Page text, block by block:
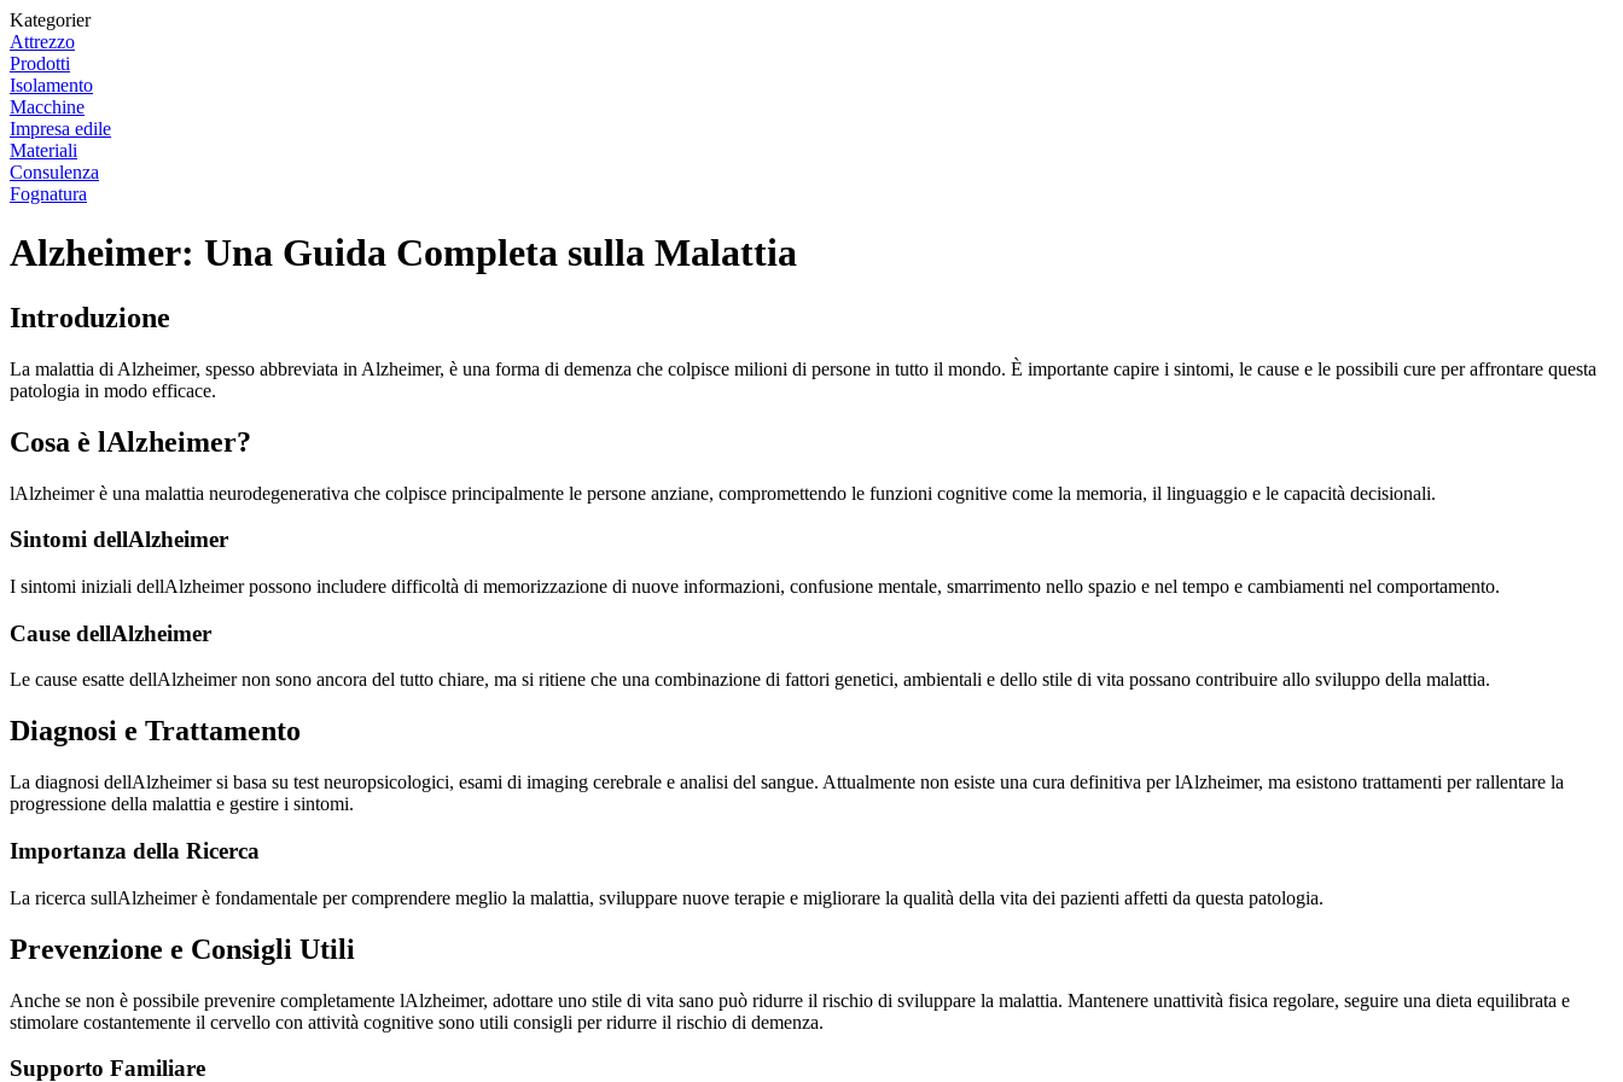
Kategorier
Attrezzo
Prodotti
Isolamento
Macchine
Impresa edile
Materiali
Consulenza
Fognatura
Alzheimer: Una Guida Completa sulla Malattia
Introduzione
La malattia di Alzheimer, spesso abbreviata in Alzheimer, è una forma di demenza che colpisce milioni di persone in tutto il mondo. È importante capire i sintomi, le cause e le possibili cure per affrontare questa
patologia in modo efficace.
Cosa è lAlzheimer?
lAlzheimer è una malattia neurodegenerativa che colpisce principalmente le persone anziane, compromettendo le funzioni cognitive come la memoria, il linguaggio e le capacità decisionali.
Sintomi dellAlzheimer
I sintomi iniziali dellAlzheimer possono includere difficoltà di memorizzazione di nuove informazioni, confusione mentale, smarrimento nello spazio e nel tempo e cambiamenti nel comportamento.
Cause dellAlzheimer
Le cause esatte dellAlzheimer non sono ancora del tutto chiare, ma si ritiene che una combinazione di fattori genetici, ambientali e dello stile di vita possano contribuire allo sviluppo della malattia.
Diagnosi e Trattamento
La diagnosi dellAlzheimer si basa su test neuropsicologici, esami di imaging cerebrale e analisi del sangue. Attualmente non esiste una cura definitiva per lAlzheimer, ma esistono trattamenti per rallentare la
progressione della malattia e gestire i sintomi.
Importanza della Ricerca
La ricerca sullAlzheimer è fondamentale per comprendere meglio la malattia, sviluppare nuove terapie e migliorare la qualità della vita dei pazienti affetti da questa patologia.
Prevenzione e Consigli Utili
Anche se non è possibile prevenire completamente lAlzheimer, adottare uno stile di vita sano può ridurre il rischio di sviluppare la malattia. Mantenere unattività fisica regolare, seguire una dieta equilibrata e
stimolare costantemente il cervello con attività cognitive sono utili consigli per ridurre il rischio di demenza.
Supporto Familiare